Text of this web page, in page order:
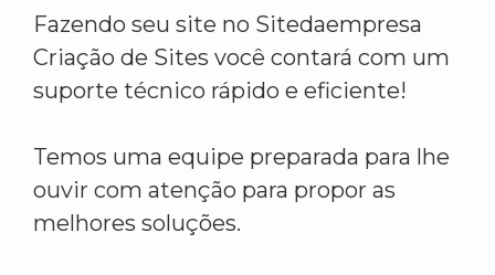
Fazendo seu site no Sitedaempresa
Criação de Sites você contará com um
suporte técnico rápido e eficiente!
Temos uma equipe preparada para lhe
ouvir com atenção para propor as
melhores soluções.